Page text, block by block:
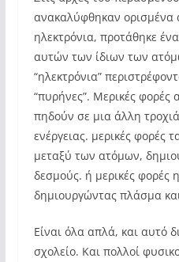
ανακαλύφθηκαν ορισμένα
ηλεκτρόνια, προτάθηκε
αυτών των ίδιων των
“ηλεκτρόνια”
“πυρήνες”. Μερικές φορές
πηδούν σε μια άλλη
ενέργειας. μερικές φορές
μεταξύ των ατόμων,
δεσμούς. ή μερικές φορές
δημιουργώντας πλάσμα
Είναι όλα απλά, και αυτό
σχολείο. Και πολλοί